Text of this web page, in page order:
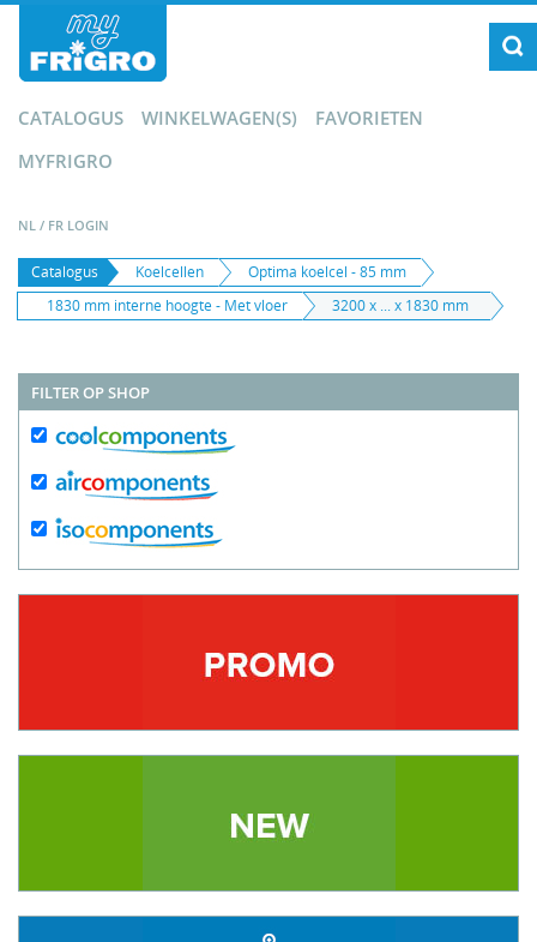
CATALOGUS WINKELWAGEN(S)
FAVORIETEN
MYFRIGRO
NL / FR LOGIN
Catalogus Koelcellen
Optima koelcel - 85 mm
1830 mm interne hoogte - Met vloer
3200 x ... x 1830 mm
FILTER OP SHOP